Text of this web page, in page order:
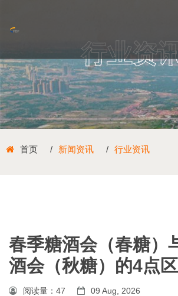
行业资
首页 新闻资讯 行业资讯
春季糖酒会（春糖）
酒会（秋糖）的4点
阅读量： 47 09 Aug, 2026